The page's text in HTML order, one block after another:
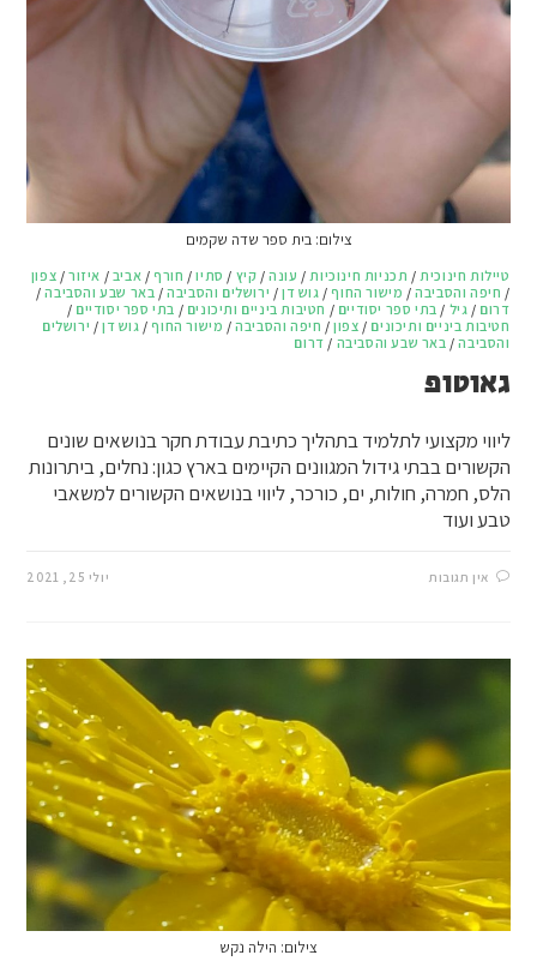
צילום: בית ספר שדה שקמים
טיילות חינוכית/ תכניות חינוכיות/ עונה/ קיץ / סתיו/ חורף/ אביב / איזור/ צפון
/ חיפה והסביבה/ מישור החוף/ גוש דן / ירושלים והסביבה/ באר שבע והסביבה/
דרום / גיל / בתי ספר יסודיים / חטיבות ביניים ותיכונים / בתי ספר יסודיים /
חטיבות ביניים ותיכונים / צפון/ חיפה והסביבה/ מישור החוף/ גוש דן / ירושלים
והסביבה/ באר שבע והסביבה / דרום
גאוטופ
ליווי מקצועי לתלמיד בתהליך כתיבת עבודת חקר בנושאים שונים
הקשורים בבתי גידול המגוונים הקיימים בארץ כגון: נחלים, ביתרונות
הלס, חמרה, חולות, ים, כורכר, ליווי בנושאים הקשורים למשאבי
טבע ועוד
אין תגובות יולי 25, 2021
צילום: הילה נקש